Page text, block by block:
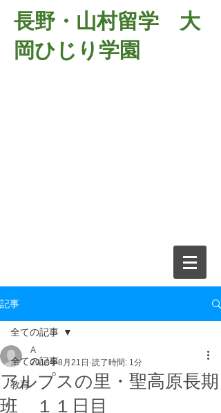
長野・山村留学 大
岡ひじり学園
記事
全ての記事
教育
全ての記事
アルプスの里・聖高原長期
班 １１日目
A
2018年8月21日 読了時間: 1分